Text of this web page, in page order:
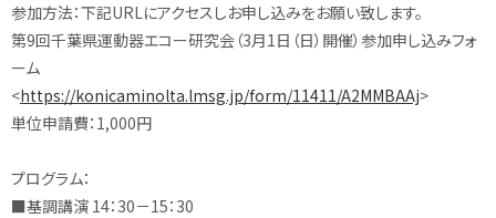
参加方法：下記URLにアクセスしお申し込みをお願い致します。
第9回千葉県運動器エコー研究会（3月1日（日）開催）参加申し込みフォ
ーム
<https://konicaminolta.lmsg.jp/form/11411/A2MMBAAj>
単位申請費：1,000円
プログラム：
■基調講演 14：30－15：30